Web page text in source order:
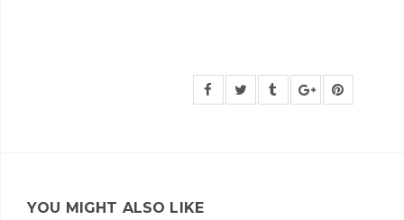
YOU MIGHT ALSO LIKE